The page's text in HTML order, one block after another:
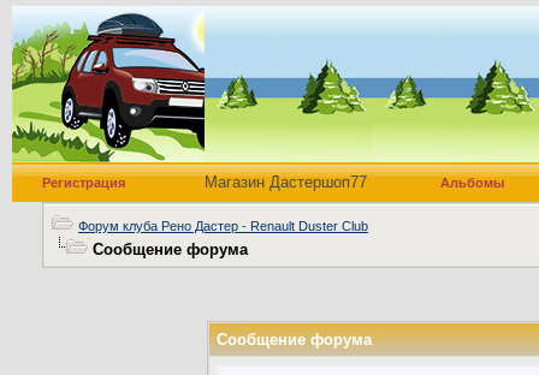
Регистрация Магазин Дастершоп77 Альбомы
Форум клуба Рено Дастер - Renault Duster Club
Сообщение форума
Сообщение форума